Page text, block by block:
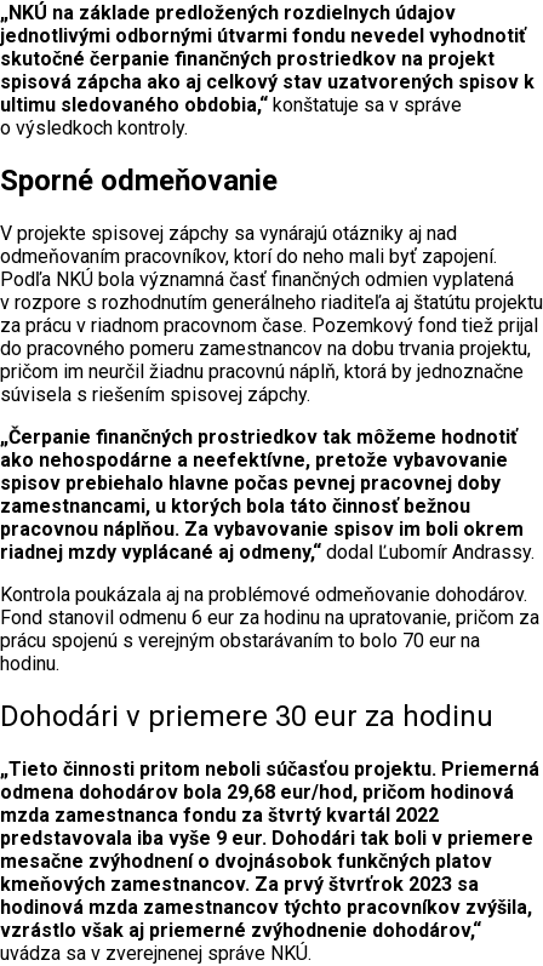
„NKÚ na základe predložených rozdielnych údajov
jednotlivými odbornými útvarmi fondu nevedel vyhodnotiť
skutočné čerpanie finančných prostriedkov na projekt
spisová zápcha ako aj celkový stav uzatvorených spisov k
ultimu sledovaného obdobia,“ konštatuje sa v správe
o výsledkoch kontroly.
Sporné odmeňovanie
V projekte spisovej zápchy sa vynárajú otázniky aj nad
odmeňovaním pracovníkov, ktorí do neho mali byť zapojení.
Podľa NKÚ bola významná časť finančných odmien vyplatená
v rozpore s rozhodnutím generálneho riaditeľa aj štatútu projektu
za prácu v riadnom pracovnom čase. Pozemkový fond tiež prijal
do pracovného pomeru zamestnancov na dobu trvania projektu,
pričom im neurčil žiadnu pracovnú náplň, ktorá by jednoznačne
súvisela s riešením spisovej zápchy.
„Čerpanie finančných prostriedkov tak môžeme hodnotiť
ako nehospodárne a neefektívne, pretože vybavovanie
spisov prebiehalo hlavne počas pevnej pracovnej doby
zamestnancami, u ktorých bola táto činnosť bežnou
pracovnou náplňou. Za vybavovanie spisov im boli okrem
riadnej mzdy vyplácané aj odmeny,“ dodal Ľubomír Andrassy.
Kontrola poukázala aj na problémové odmeňovanie dohodárov.
Fond stanovil odmenu 6 eur za hodinu na upratovanie, pričom za
prácu spojenú s verejným obstarávaním to bolo 70 eur na
hodinu.
Dohodári v priemere 30 eur za hodinu
„Tieto činnosti pritom neboli súčasťou projektu. Priemerná
odmena dohodárov bola 29,68 eur/hod, pričom hodinová
mzda zamestnanca fondu za štvrtý kvartál 2022
predstavovala iba vyše 9 eur. Dohodári tak boli v priemere
mesačne zvýhodnení o dvojnásobok funkčných platov
kmeňových zamestnancov. Za prvý štvrťrok 2023 sa
hodinová mzda zamestnancov týchto pracovníkov zvýšila,
vzrástlo však aj priemerné zvýhodnenie dohodárov,“
uvádza sa v zverejnenej správe NKÚ.